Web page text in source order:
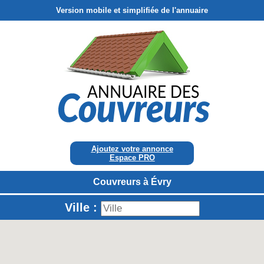
Version mobile et simplifiée de l'annuaire
Ajoutez votre annonce
Espace PRO
Couvreurs à Évry
Ville :